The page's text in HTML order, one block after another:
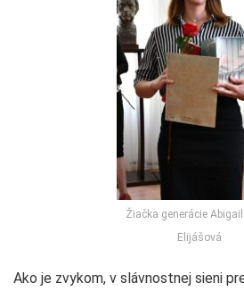
Žiačka generácie
Elijášová
Ako je zvykom, v slávnostnej sieni